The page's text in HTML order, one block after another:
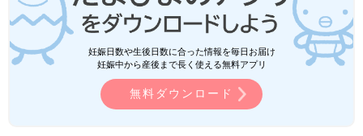
妊娠日数や生後日数に合った情報を毎日お届け
妊娠中から産後まで長く使える無料アプリ
無料ダウンロード